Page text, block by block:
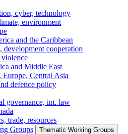
cyber, technology
environment
and the Caribbean
development cooperation
violence
and Middle East
Europe, Central Asia
defence policy
governance, int. law
trade, resources
Groups
Thematic Working Groups